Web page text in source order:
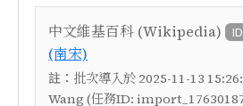
中文維基百科 (Wikipedia)
(南宋)
註： 批次導入於 2025-11-13
Wang (任務ID: